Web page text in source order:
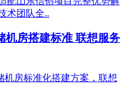
术团队全..
机房搭建标准 联想服务
机房标准化搭建方案，联想